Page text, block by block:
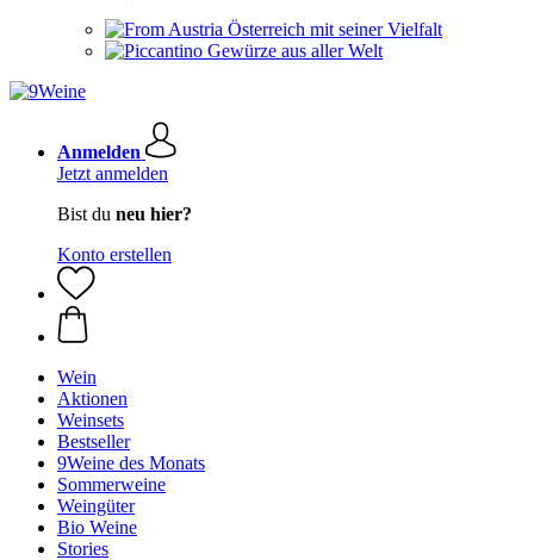
Österreich mit seiner Vielfalt
Gewürze aus aller Welt
Anmelden
Jetzt anmelden
Bist du neu hier?
Konto erstellen
Wein
Aktionen
Weinsets
Bestseller
9Weine des Monats
Sommerweine
Weingüter
Bio Weine
Stories